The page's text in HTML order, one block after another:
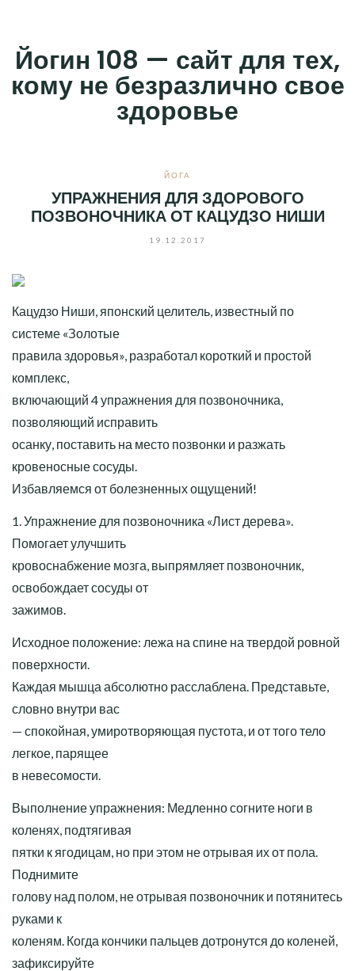
content
Йогин 108 — сайт для тех,
кому не безразлично свое
здоровье
ЙОГА
УПРАЖНЕНИЯ ДЛЯ ЗДОРОВОГО
ПОЗВОНОЧНИКА ОТ КАЦУДЗО НИШИ
19.12.2017
Кацудзо Ниши, японский целитель, известный по
системе «Золотые
правила здоровья», разработал короткий и простой
комплекс,
включающий 4 упражнения для позвоночника,
позволяющий исправить
осанку, поставить на место позвонки и разжать
кровеносные сосуды.
Избавляемся от болезненных ощущений!
1. Упражнение для позвоночника «Лист дерева».
Помогает улучшить
кровоснабжение мозга, выпрямляет позвоночник,
освобождает сосуды от
зажимов.
Исходное положение: лежа на спине на твердой ровной
поверхности.
Каждая мышца абсолютно расслаблена. Представьте,
словно внутри вас
— спокойная, умиротворяющая пустота, и от того тело
легкое, парящее
в невесомости.
Выполнение упражнения: Медленно согните ноги в
коленях, подтягивая
пятки к ягодицам, но при этом не отрывая их от пола.
Поднимите
голову над полом, не отрывая позвоночник и потянитесь
руками к
коленям. Когда кончики пальцев дотронутся до коленей,
зафиксируйте